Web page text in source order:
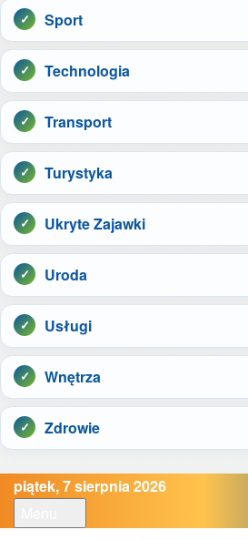
Sport
Technologia
Transport
Turystyka
Ukryte Zajawki
Uroda
Usługi
Wnętrza
Zdrowie
piątek, 7 sierpnia 2026